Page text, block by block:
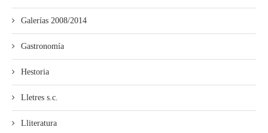
Galerías 2008/2014
Gastronomía
Hestoria
Lletres s.c.
Lliteratura